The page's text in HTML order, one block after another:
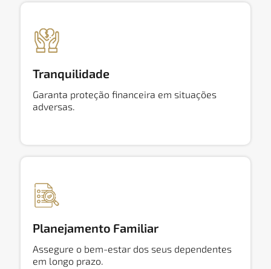
Tranquilidade
Garanta proteção financeira em situações
adversas.
Planejamento Familiar
Assegure o bem-estar dos seus dependentes
em longo prazo.